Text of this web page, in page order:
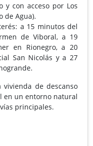
y con acceso por Los
de Agua).
a 15 minutos del
de Viboral, a 19
en Rionegro, a 20
San Nicolás y a 27
de descanso
en un entorno natural
principales.